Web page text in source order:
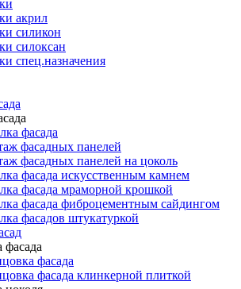
акрил
силикон
силоксан
спец.назначения
фасада
фасадных панелей
фасадных панелей на цоколь
фасада искусственным камнем
фасада мраморной крошкой
фасада фиброцементным сайдингом
фасадов штукатуркой
фасада
фасада клинкерной плиткой